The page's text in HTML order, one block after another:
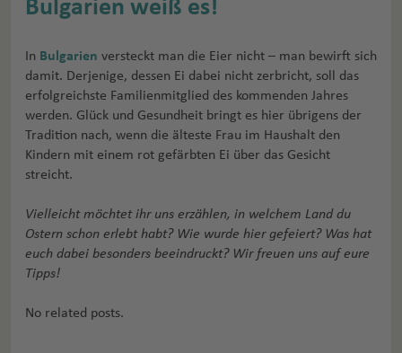
Bulgarien weiß es!
In Bulgarien versteckt man die Eier nicht – man bewirft sich
damit. Derjenige, dessen Ei dabei nicht zerbricht, soll das
erfolgreichste Familienmitglied des kommenden Jahres
werden. Glück und Gesundheit bringt es hier übrigens der
Tradition nach, wenn die älteste Frau im Haushalt den
Kindern mit einem rot gefärbten Ei über das Gesicht
streicht.
Vielleicht möchtet ihr uns erzählen, in welchem Land du
Ostern schon erlebt habt? Wie wurde hier gefeiert? Was hat
euch dabei besonders beeindruckt? Wir freuen uns auf eure
Tipps!
No related posts.